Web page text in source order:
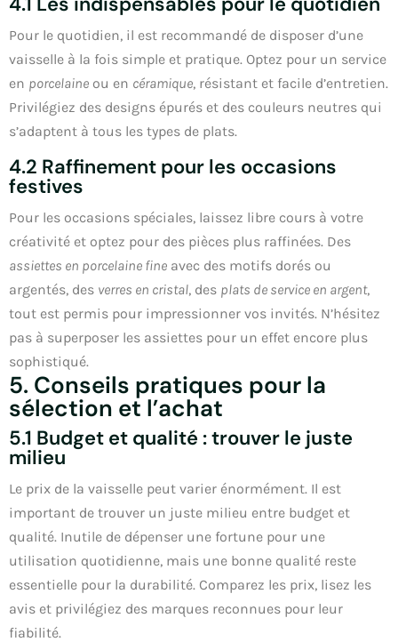
Pour le quotidien, il est recommandé de disposer d’une
vaisselle à la fois simple et pratique. Optez pour un service
en porcelaine ou en céramique, résistant et facile d’entretien.
Privilégiez des designs épurés et des couleurs neutres qui
s’adaptent à tous les types de plats.
4.2 Raffinement pour les occasions
festives
Pour les occasions spéciales, laissez libre cours à votre
créativité et optez pour des pièces plus raffinées. Des
assiettes en porcelaine fine avec des motifs dorés ou
argentés, des verres en cristal, des plats de service en argent,
tout est permis pour impressionner vos invités. N’hésitez
pas à superposer les assiettes pour un effet encore plus
sophistiqué.
5. Conseils pratiques pour la
sélection et l’achat
5.1 Budget et qualité : trouver le juste
milieu
Le prix de la vaisselle peut varier énormément. Il est
important de trouver un juste milieu entre budget et
qualité. Inutile de dépenser une fortune pour une
utilisation quotidienne, mais une bonne qualité reste
essentielle pour la durabilité. Comparez les prix, lisez les
avis et privilégiez des marques reconnues pour leur
fiabilité.